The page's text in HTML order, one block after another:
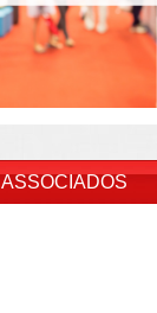
ASSOCIADOS